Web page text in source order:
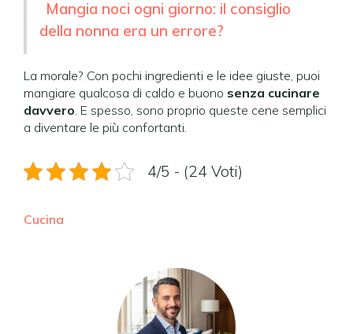
Mangia noci ogni giorno: il consiglio
della nonna era un errore?
La morale? Con pochi ingredienti e le idee giuste, puoi
mangiare qualcosa di caldo e buono senza cucinare
davvero. E spesso, sono proprio queste cene semplici
a diventare le più confortanti.
4/5 - (24 Voti)
Cucina